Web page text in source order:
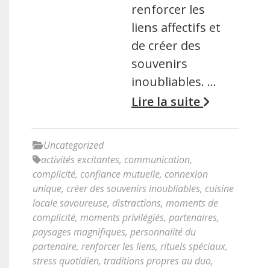
renforcer les
liens affectifs et
de créer des
souvenirs
inoubliables. …
Lire la suite
Uncategorized
activités excitantes, communication,
complicité, confiance mutuelle, connexion
unique, créer des souvenirs inoubliables, cuisine
locale savoureuse, distractions, moments de
complicité, moments privilégiés, partenaires,
paysages magnifiques, personnalité du
partenaire, renforcer les liens, rituels spéciaux,
stress quotidien, traditions propres au duo,